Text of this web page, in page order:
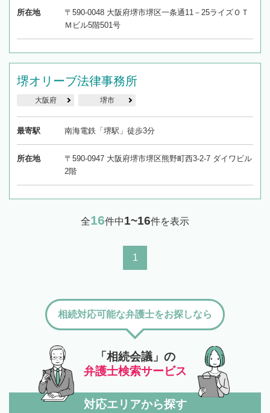
所在地
〒590-0048 大阪府堺市堺区一条通11－25ライズＯＴ
Ｍビル5階501号
堺オリーブ法律事務所
大阪府 堺市
最寄駅 南海電鉄「堺駅」徒歩3分
所在地
〒590-0947 大阪府堺市堺区熊野町西3-2-7 ダイワビル
2階
全16件中1~16件を表示
1
「相続会議」の
弁護士検索サービス
相続対応可能な弁護士をお探しなら
対応エリアから探す